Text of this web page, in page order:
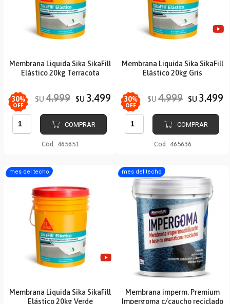
Membrana Liquida Sika SikaFill
Elástico 20kg Terracota
30%
OFF
$U 4.999 $U 3.499
COMPRAR
Cód. 465651
Membrana Liquida Sika SikaFill
Elástico 20kg Gris
30%
OFF
$U 4.999 $U 3.499
COMPRAR
Cód. 465636
mes del techo
Membrana Liquida Sika SikaFill
Elástico 20kg Verde
mes del techo
Membrana imperm. Premium
Impergoma c/caucho reciclado